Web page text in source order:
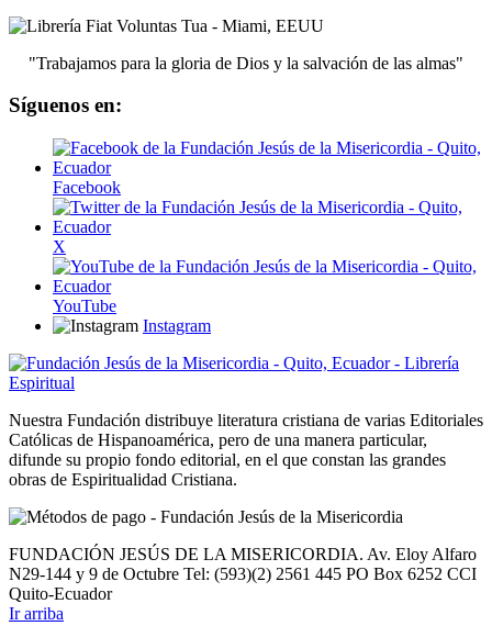
"Trabajamos para la gloria de Dios y la salvación de las almas"
Síguenos en:
Facebook
X
YouTube
Instagram
Nuestra Fundación distribuye literatura cristiana de varias Editoriales
Católicas de Hispanoamérica, pero de una manera particular,
difunde su propio fondo editorial, en el que constan las grandes
obras de Espiritualidad Cristiana.
FUNDACIÓN JESÚS DE LA MISERICORDIA. Av. Eloy Alfaro
N29-144 y 9 de Octubre Tel: (593)(2) 2561 445 PO Box 6252 CCI
Quito-Ecuador
Ir arriba